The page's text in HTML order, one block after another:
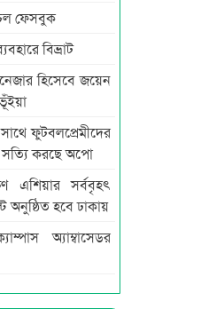
ফেসবুক
বিভ্রাট
হিসেবে জয়েন
ফুটবলপ্রেমীদের
সত্যি করছে অপো
এশিয়ার সর্ববৃহৎ
অনুষ্ঠিত হবে ঢাকায়
অ্যাম্বাসেডর